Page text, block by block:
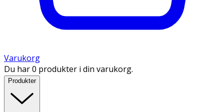
Varukorg
Du har 0 produkter i din varukorg.
Produkter